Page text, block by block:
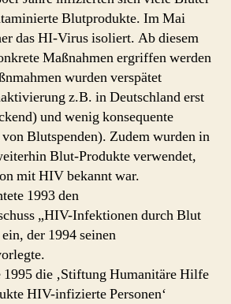
Blutprodukte. Im Mai
das HI-Virus isoliert. Ab diesem
Maßnahmen ergriffen werden
wurden verspätet
z.B. in Deutschland erst
und wenig konsequente
Blutspenden). Zudem wurden in
Blut-Produkte verwendet,
mit HIV bekannt war.
1993 den
„HIV-Infektionen durch Blut
der 1994 seinen
die ‚Stiftung Humanitäre Hilfe
HIV-infizierte Personen‘